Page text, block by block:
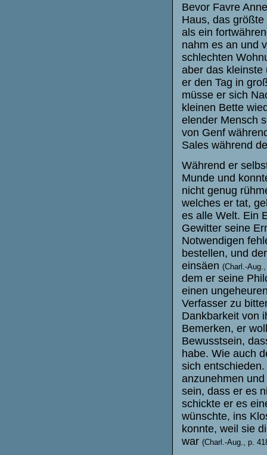
Bevor Favre
Haus, das
als ein
nahm es an und
schlechten
aber das kleinste
er den Tag in
müsse er sich
kleinen Bette
elender Mensch
von Genf
Sales während
Während er
Munde und
nicht genug
welches er tat,
es alle Welt. Ein
Gewitter seine
Notwendigen
bestellen, und
einsäen (Charl.-
dem er seine
einen
Verfasser zu
Dankbarkeit von
Bemerken, er
Bewusstsein,
habe. Wie auch
sich
anzunehmen
sein, dass er es
schickte er es
wünschte, ins
konnte, weil sie
war (Charl.-Aug., p.